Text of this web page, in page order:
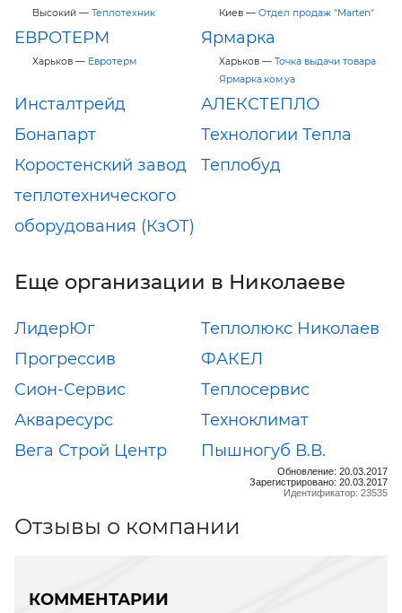
Высокий — Теплотехник Киев — Отдел продаж "Marten"
ЕВРОТЕРМ
Харьков — Евротерм
Ярмарка
Харьков — Точка выдачи товара
Ярмарка.ком.уа
Инсталтрейд
АЛЕКСТЕПЛО
Бонапарт
Технологии Тепла
Коростенский завод
теплотехнического
оборудования (КзОТ)
Теплобуд
Еще организации в Николаеве
ЛидерЮг
Теплолюкс Николаев
Прогрессив
ФАКЕЛ
Сион-Сервис
Теплосервис
Акваресурс
Техноклимат
Вега Строй Центр
Пышногуб В.В.
Обновление: 20.03.2017
Зарегистрировано: 20.03.2017
Идентификатор: 23535
Отзывы о компании
КОММЕНТАРИИ